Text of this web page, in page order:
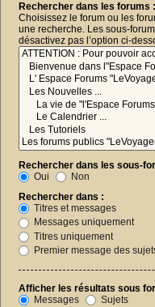
Rechercher dans les forums :
Choisissez le forum ou les
une recherche. Les sous-
désactivez pas l’option ci-
Rechercher dans les sous-
Oui
Non
Rechercher dans :
Titres et messages
Messages uniquement
Titres uniquement
Premier message des
Afficher les résultats sous
Messages
Sujets